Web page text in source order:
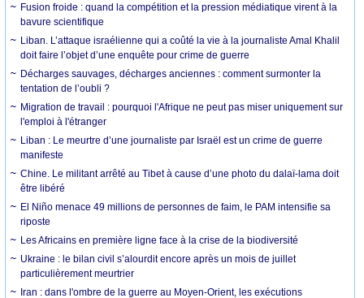
Fusion froide : quand la compétition et la pression médiatique virent à la
bavure scientifique
Liban. L’attaque israélienne qui a coûté la vie à la journaliste Amal Khalil
doit faire l’objet d’une enquête pour crime de guerre
Décharges sauvages, décharges anciennes : comment surmonter la
tentation de l’oubli ?
Migration de travail : pourquoi l'Afrique ne peut pas miser uniquement sur
l'emploi à l'étranger
Liban : Le meurtre d’une journaliste par Israël est un crime de guerre
manifeste
Chine. Le militant arrêté au Tibet à cause d’une photo du dalaï-lama doit
être libéré
El Niño menace 49 millions de personnes de faim, le PAM intensifie sa
riposte
Les Africains en première ligne face à la crise de la biodiversité
Ukraine : le bilan civil s’alourdit encore après un mois de juillet
particulièrement meurtrier
Iran : dans l'ombre de la guerre au Moyen-Orient, les exécutions